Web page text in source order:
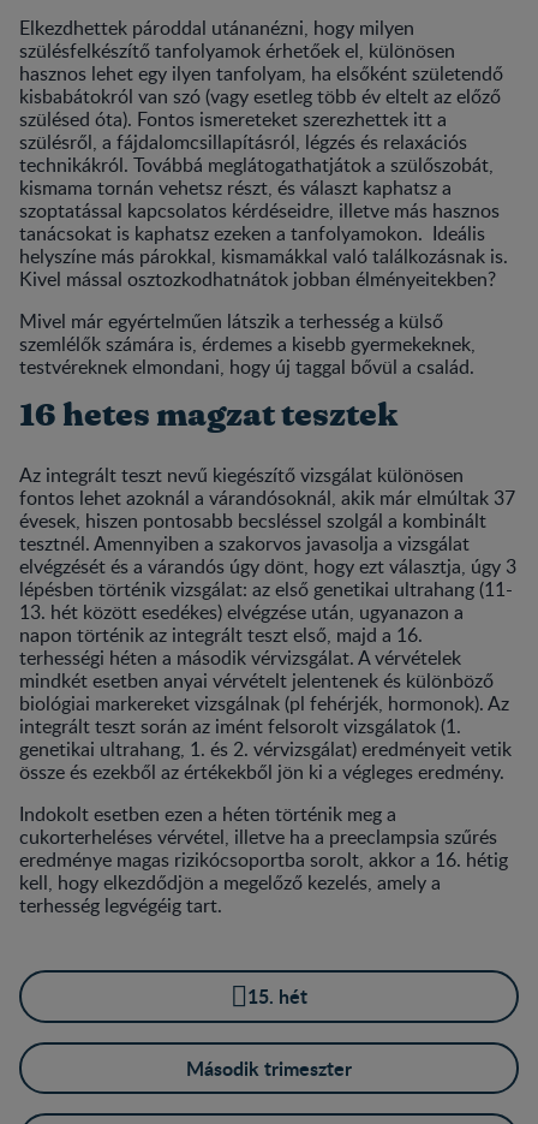
Elkezdhettek pároddal utánanézni, hogy milyen
szülésfelkészítő tanfolyamok érhetőek el, különösen
hasznos lehet egy ilyen tanfolyam, ha elsőként születendő
kisbabátokról van szó (vagy esetleg több év eltelt az előző
szülésed óta). Fontos ismereteket szerezhettek itt a
szülésről, a fájdalomcsillapításról, légzés és relaxációs
technikákról. Továbbá meglátogathatjátok a szülőszobát,
kismama tornán vehetsz részt, és választ kaphatsz a
szoptatással kapcsolatos kérdéseidre, illetve más hasznos
tanácsokat is kaphatsz ezeken a tanfolyamokon. Ideális
helyszíne más párokkal, kismamákkal való találkozásnak is.
Kivel mással osztozkodhatnátok jobban élményeitekben?
Mivel már egyértelműen látszik a terhesség a külső
szemlélők számára is, érdemes a kisebb gyermekeknek,
testvéreknek elmondani, hogy új taggal bővül a család.
16 hetes magzat tesztek
Az integrált teszt nevű kiegészítő vizsgálat különösen
fontos lehet azoknál a várandósoknál, akik már elmúltak 37
évesek, hiszen pontosabb becsléssel szolgál a kombinált
tesztnél. Amennyiben a szakorvos javasolja a vizsgálat
elvégzését és a várandós úgy dönt, hogy ezt választja, úgy 3
lépésben történik vizsgálat: az első genetikai ultrahang (11-
13. hét között esedékes) elvégzése után, ugyanazon a
napon történik az integrált teszt első, majd a 16.
terhességi héten a második vérvizsgálat. A vérvételek
mindkét esetben anyai vérvételt jelentenek és különböző
biológiai markereket vizsgálnak (pl fehérjék, hormonok). Az
integrált teszt során az imént felsorolt vizsgálatok (1.
genetikai ultrahang, 1. és 2. vérvizsgálat) eredményeit vetik
össze és ezekből az értékekből jön ki a végleges eredmény.
Indokolt esetben ezen a héten történik meg a
cukorterheléses vérvétel, illetve ha a preeclampsia szűrés
eredménye magas rizikócsoportba sorolt, akkor a 16. hétig
kell, hogy elkezdődjön a megelőző kezelés, amely a
terhesség legvégéig tart.
15. hét
Második trimeszter